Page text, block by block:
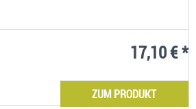
17,10 € *
ZUM PRODUKT